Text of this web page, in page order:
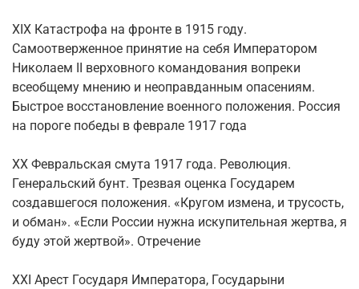
XIX Катастрофа на фронте в 1915 году.
Самоотверженное принятие на себя Императором
Николаем II верховного командования вопреки
всеобщему мнению и неоправданным опасениям.
Быстрое восстановление военного положения. Россия
на пороге победы в феврале 1917 года
XX Февральская смута 1917 года. Революция.
Генеральский бунт. Трезвая оценка Государем
создавшегося положения. «Кругом измена, и трусость,
и обман». «Если России нужна искупительная жертва, я
буду этой жертвой». Отречение
XXI Арест Государя Императора, Государыни